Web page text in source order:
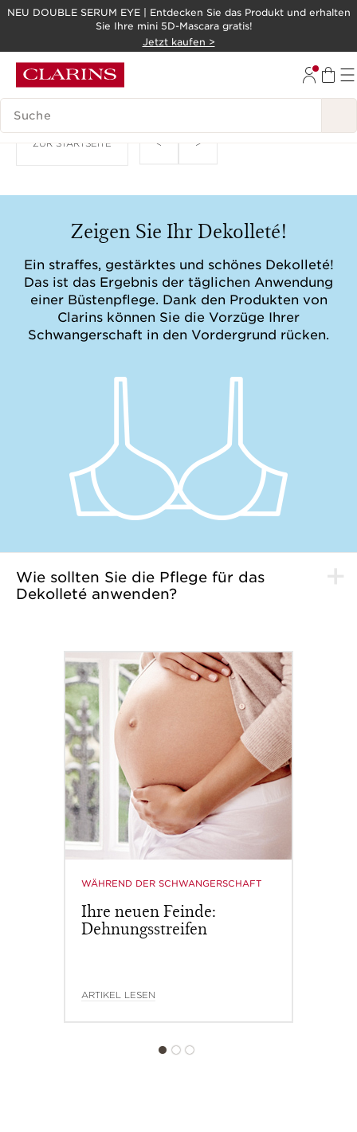
WEITER ZUM INHALT
NEU DOUBLE SERUM EYE | Entdecken Sie das Produkt und erhalten
Sie Ihre mini 5D-Mascara gratis!
Jetzt kaufen >
LEGENDE SUCHEN
ZUR STARTSEITE < >
Zeigen Sie Ihr Dekolleté!
Ein straffes, gestärktes und schönes Dekolleté!
Das ist das Ergebnis der täglichen Anwendung
einer Büstenpflege. Dank den Produkten von
Clarins können Sie die Vorzüge Ihrer
Schwangerschaft in den Vordergrund rücken.
Wie sollten Sie die Pflege für das
Dekolleté anwenden?
Die frische und straffende Formel erlaubt eine tägliche
seiner leichten und flüssigen Textur schnell ein. Tragen
Sie es idealerweise am Morgen noch vor dem Makeup
auf. Vom unteren Brustansatz beginnend bis zum Kinn
mit sanften Streichbewegungen verteilen. Die
WÄHREND DER SCHWANGERSCHAFT
Ihre neuen Feinde:
Dehnungsstreifen
ARTIKEL LESEN